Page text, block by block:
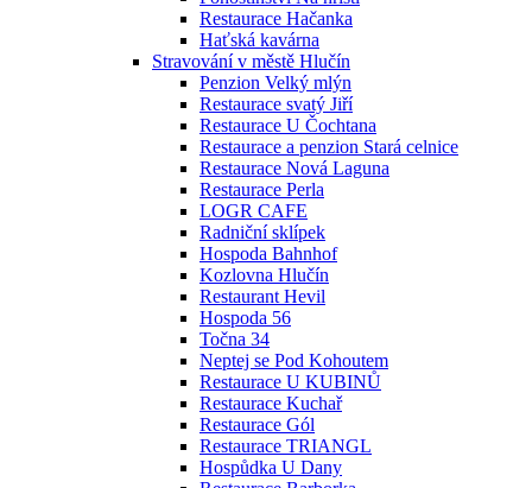
Restaurace Hačanka
Haťská kavárna
Stravování v městě Hlučín
Penzion Velký mlýn
Restaurace svatý Jiří
Restaurace U Čochtana
Restaurace a penzion Stará celnice
Restaurace Nová Laguna
Restaurace Perla
LOGR CAFE
Radniční sklípek
Hospoda Bahnhof
Kozlovna Hlučín
Restaurant Hevil
Hospoda 56
Točna 34
Neptej se Pod Kohoutem
Restaurace U KUBINŮ
Restaurace Kuchař
Restaurace Gól
Restaurace TRIANGL
Hospůdka U Dany